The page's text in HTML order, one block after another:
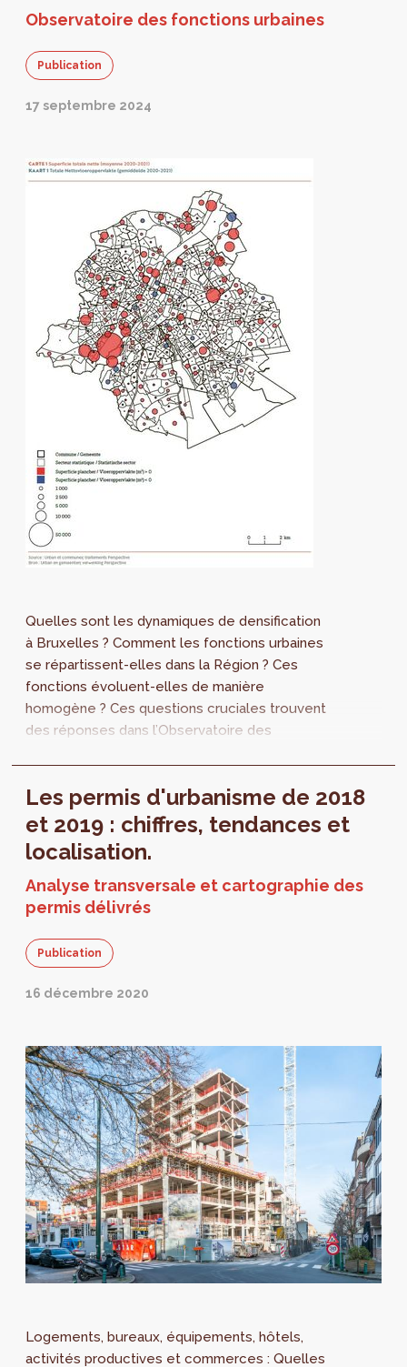
Observatoire des fonctions urbaines
Publication
17 septembre 2024
Quelles sont les dynamiques de densification
à Bruxelles ? Comment les fonctions urbaines
se répartissent-elles dans la Région ? Ces
fonctions évoluent-elles de manière
homogène ? Ces questions cruciales trouvent
des réponses dans l’Observatoire des
Les permis d'urbanisme de 2018
et 2019 : chiffres, tendances et
localisation.
Analyse transversale et cartographie des
permis délivrés
Publication
16 décembre 2020
Logements, bureaux, équipements, hôtels,
activités productives et commerces : Quelles